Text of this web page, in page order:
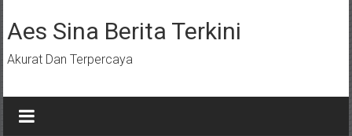
ke
konten
Aes Sina Berita Terkini
Akurat Dan Terpercaya